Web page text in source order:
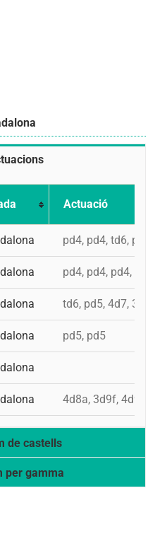
Actuació
pd4, pd4, td6, pd5,
pd4, pd4, pd4, pd4,
td6, pd5, 4d7, 3d7
pd5, pd5
4d8a, 3d9f, 4d9f,
de castells
per gamma